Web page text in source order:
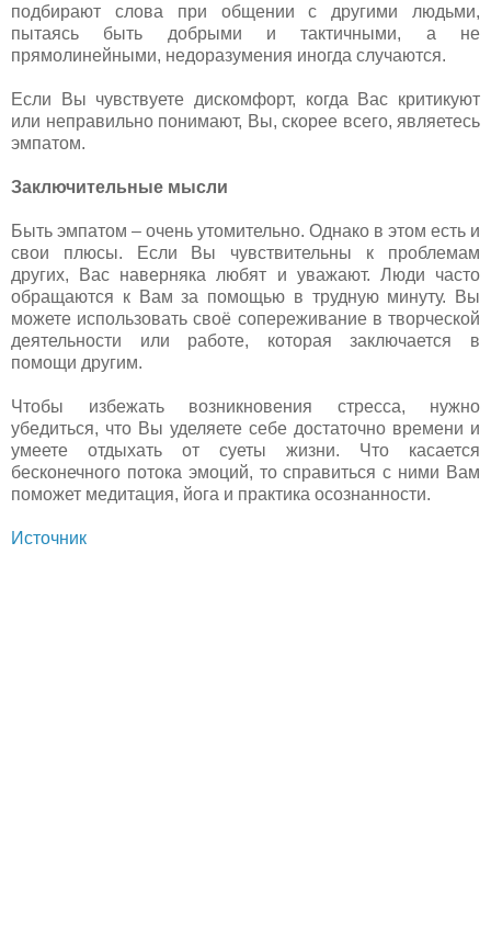
подбирают слова при общении с другими людьми,
пытаясь быть добрыми и тактичными, а не
прямолинейными, недоразумения иногда случаются.
Если Вы чувствуете дискомфорт, когда Вас критикуют
или неправильно понимают, Вы, скорее всего, являетесь
эмпатом.
Заключительные мысли
Быть эмпатом – очень утомительно. Однако в этом есть и
свои плюсы. Если Вы чувствительны к проблемам
других, Вас наверняка любят и уважают. Люди часто
обращаются к Вам за помощью в трудную минуту. Вы
можете использовать своё сопереживание в творческой
деятельности или работе, которая заключается в
помощи другим.
Чтобы избежать возникновения стресса, нужно
убедиться, что Вы уделяете себе достаточно времени и
умеете отдыхать от суеты жизни. Что касается
бесконечного потока эмоций, то справиться с ними Вам
поможет медитация, йога и практика осознанности.
Источник